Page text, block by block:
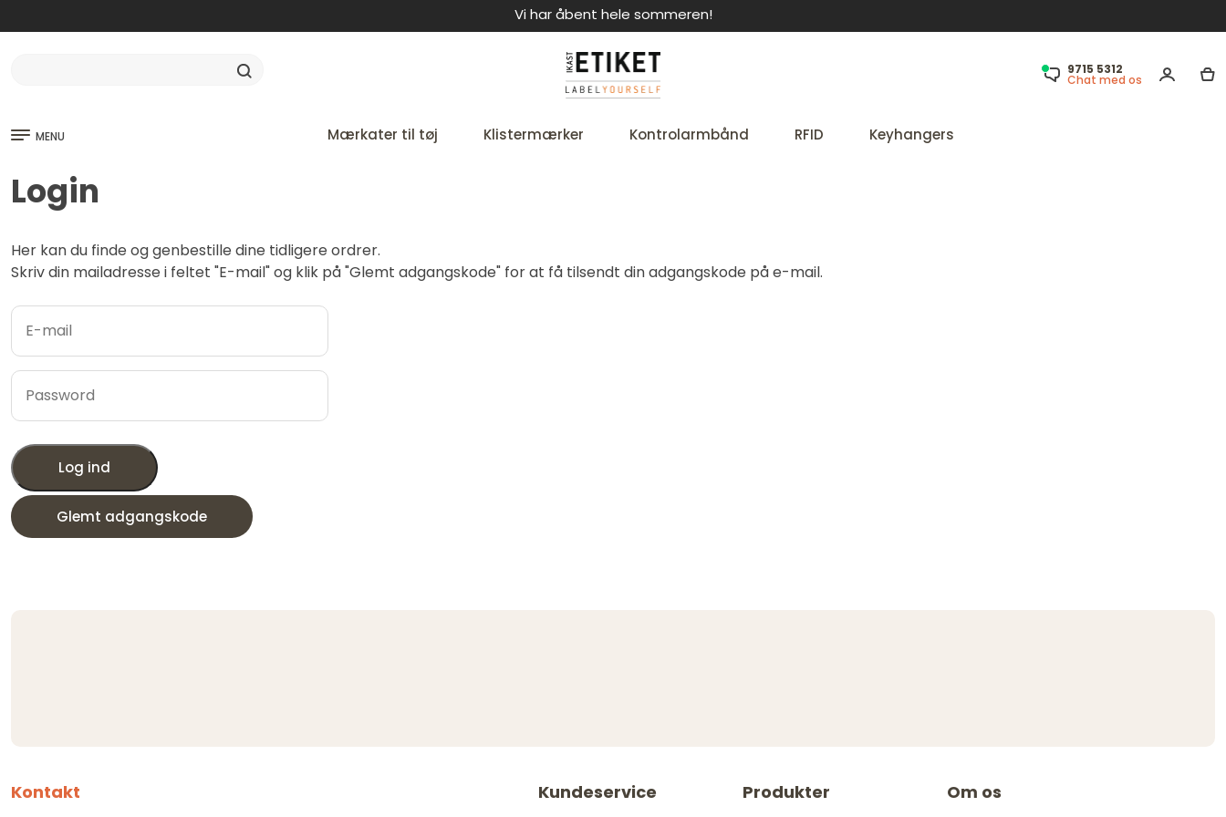
Vi har åbent hele sommeren!
9715 5312
Chat med os
MENU Mærkater til tøj Klistermærker Kontrolarmbånd RFID Keyhangers
Login
Her kan du finde og genbestille dine tidligere ordrer.
Skriv din mailadresse i feltet "E-mail" og klik på "Glemt adgangskode" for at få tilsendt din adgangskode på e-mail.
Log ind
Glemt adgangskode
Kontakt Kundeservice Produkter Om os